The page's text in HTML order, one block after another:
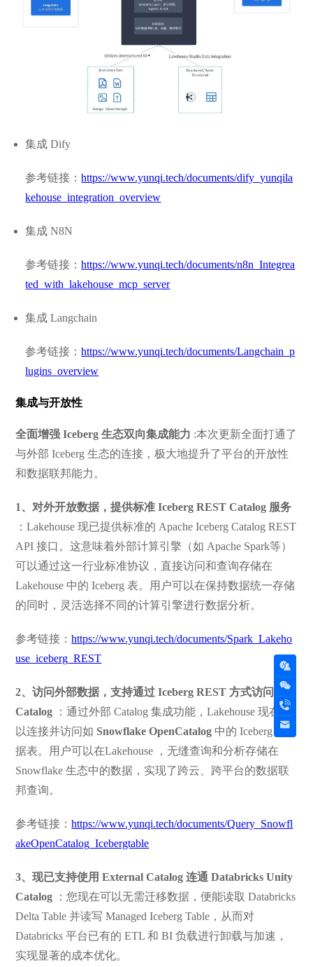
集成 Dify
参考链接：https://www.yunqi.tech/documents/dify_yunqila
kehouse_integration_overview
集成 N8N
参考链接：https://www.yunqi.tech/documents/n8n_Integrea
ted_with_lakehouse_mcp_server
集成 Langchain
参考链接：https://www.yunqi.tech/documents/Langchain_p
lugins_overview
集成与开放性
全面增强 Iceberg 生态双向集成能力 :本次更新全面打通了
与外部 Iceberg 生态的连接，极大地提升了平台的开放性
和数据联邦能力。
1、对外开放数据，提供标准 Iceberg REST Catalog 服务
：Lakehouse 现已提供标准的 Apache Iceberg Catalog REST
API 接口。这意味着外部计算引擎（如 Apache Spark等）
可以通过这一行业标准协议，直接访问和查询存储在
Lakehouse 中的 Iceberg 表。用户可以在保持数据统一存储
的同时，灵活选择不同的计算引擎进行数据分析。
参考链接：https://www.yunqi.tech/documents/Spark_Lakeho
use_iceberg_REST
2、访问外部数据，支持通过 Iceberg REST 方式访问外部
Catalog ：通过外部 Catalog 集成功能，Lakehouse 现在可
以连接并访问如 Snowflake OpenCatalog 中的 Iceberg 数
据表。用户可以在Lakehouse ，无缝查询和分析存储在
Snowflake 生态中的数据，实现了跨云、跨平台的数据联
邦查询。
参考链接：https://www.yunqi.tech/documents/Query_Snowfl
akeOpenCatalog_Icebergtable
3、现已支持使用 External Catalog 连通 Databricks Unity
Catalog ：您现在可以无需迁移数据，便能读取 Databricks
Delta Table 并读写 Managed Iceberg Table，从而对
Databricks 平台已有的 ETL 和 BI 负载进行卸载与加速，
实现显著的成本优化。